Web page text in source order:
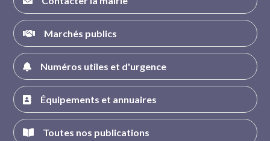
Marchés publics
Numéros utiles et d'urgence
Équipements et annuaires
Toutes nos publications